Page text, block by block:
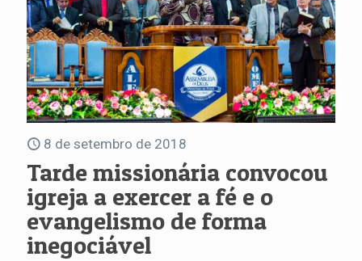
8 de setembro de 2018
Tarde missionária convocou
igreja a exercer a fé e o
evangelismo de forma
inegociável